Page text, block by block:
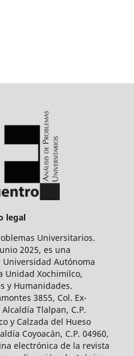
legal
Universitarios.
2025, es una
Autónoma
Unidad Xochimilco,
y Humanidades.
3855, Col. Ex-
Tlalpan, C.P.
y Calzada del Hueso
Coyoacán, C.P. 04960,
electrónica de la revista